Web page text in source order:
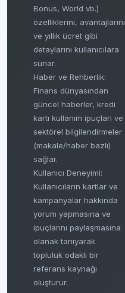
Bonus, World vb.)
özelliklerini, avantajlarını
ve yıllık ücret gibi
detaylarını kullanıcılara
sunar.
Haber ve Rehberlik:
Finans dünyasından
güncel haberler, kredi
kartı kullanım ipuçları ve
sektörel bilgilendirmeler
(makale/haber bazlı)
sağlar.
Kullanıcı Deneyimi:
Kullanıcıların kartlar ve
kampanyalar hakkında
yorum yapmasına ve
ipuçlarını paylaşmasına
olanak tanıyarak
topluluk odaklı bir
referans kaynağı
oluşturur.